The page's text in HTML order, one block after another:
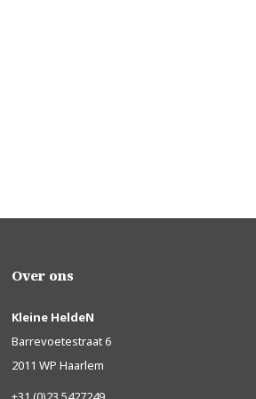
Over ons
Kleine HeldeN
Barrevoetestraat 6
2011 WP Haarlem